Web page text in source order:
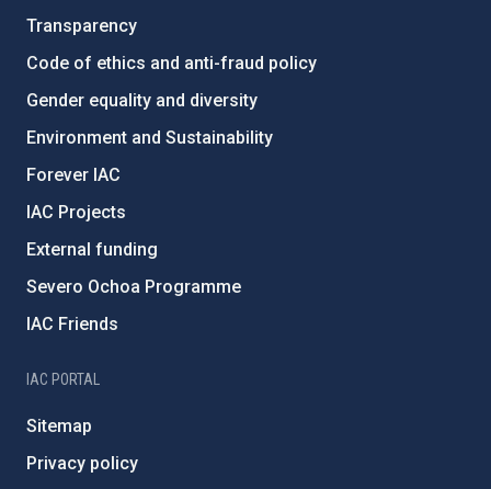
Transparency
Code of ethics and anti-fraud policy
Gender equality and diversity
Environment and Sustainability
Forever IAC
IAC Projects
External funding
Severo Ochoa Programme
IAC Friends
IAC PORTAL
Sitemap
Privacy policy